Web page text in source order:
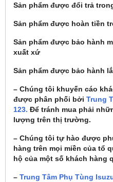
Sản phẩm được đổi trả
Sản phẩm được hoàn tiền
Sản phẩm được bảo hành
xuất xứ
Sản phẩm được bảo hành
– Chúng tôi khuyến cáo
được phân phối bởi Trung
123. Để tránh mua phải
lượng trên thị trường.
– Chúng tôi tự hào được
hàng trên mọi miền của tổ
hộ của một số khách hàng
– Trung Tâm Phụ Tùng